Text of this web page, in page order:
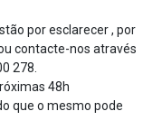
por esclarecer , por
contacte-nos através
278.
48h
que o mesmo pode